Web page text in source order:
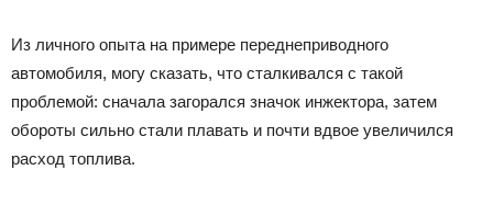
Из личного опыта на примере переднеприводного
автомобиля, могу сказать, что сталкивался с такой
проблемой: сначала загорался значок инжектора, затем
обороты сильно стали плавать и почти вдвое увеличился
расход топлива.